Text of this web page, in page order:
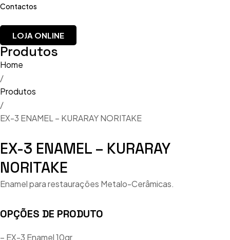
Contactos
LOJA ONLINE
Produtos
Home
/
Produtos
/
EX-3 ENAMEL – KURARAY NORITAKE
EX-3 ENAMEL – KURARAY
NORITAKE
Enamel para restaurações Metalo-Cerâmicas.
OPÇÕES DE PRODUTO
– EX-3 Enamel 10gr